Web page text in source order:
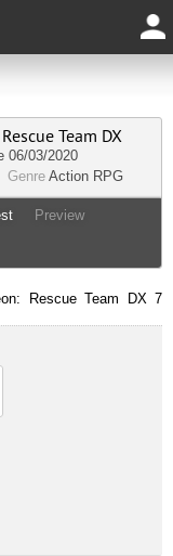
Team DX
06/03/2020
Genre Action RPG
Preview
Rescue Team DX 7